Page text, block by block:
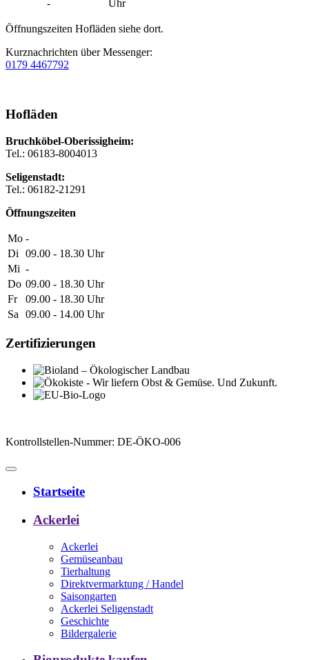
-
Uhr
Öffnungszeiten Hofläden siehe dort.
Kurznachrichten über Messenger:
0179 4467792
Hofläden
Bruchköbel-Oberissigheim:
Tel.: 06183-8004013
Seligenstadt:
Tel.: 06182-21291
Öffnungszeiten
Mo -
Di
09.00 - 18.30 Uhr
Mi -
Do 09.00 - 18.30 Uhr
Fr
09.00 - 18.30 Uhr
Sa
09.00 - 14.00 Uhr
Zertifizierungen
Kontrollstellen-Nummer: DE-ÖKO-006
Startseite
Ackerlei
Ackerlei
Gemüseanbau
Tierhaltung
Direktvermarktung / Handel
Saisongarten
Ackerlei Seligenstadt
Geschichte
Bildergalerie